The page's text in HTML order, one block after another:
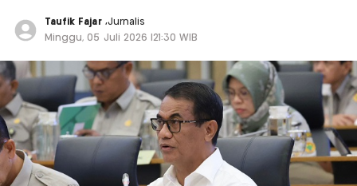
Taufik Fajar ,Jurnalis
Minggu, 05 Juli 2026 |21:30 WIB